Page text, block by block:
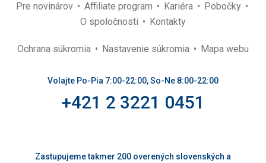
Pre novinárov Affiliate program Kariéra
Pobočky
O spoločnosti
Kontakty
Ochrana súkromia Nastavenie súkromia Mapa webu
Volajte Po-Pia 7:00-22:00, So-Ne 8:00-22:00
+421 2 3221 0451
Zastupujeme takmer 200 overených slovenských a